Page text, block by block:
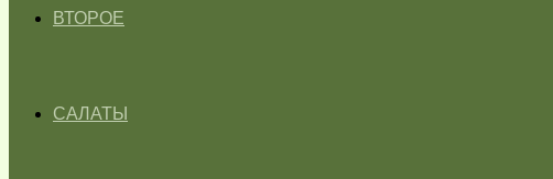
ВТОРОЕ
САЛАТЫ